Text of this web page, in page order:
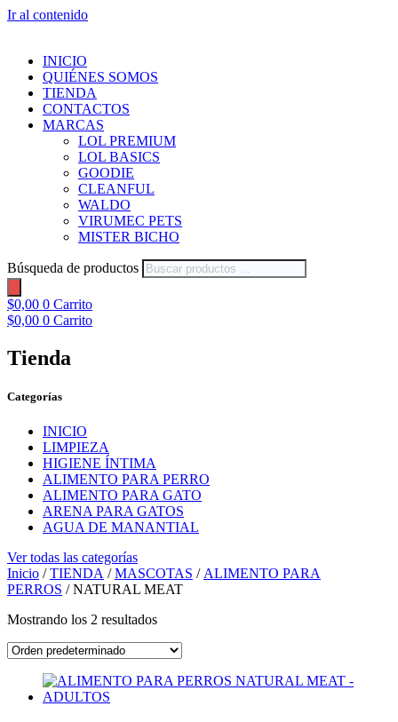
Ir al contenido
INICIO
QUIÉNES SOMOS
TIENDA
CONTACTOS
MARCAS
LOL PREMIUM
LOL BASICS
GOODIE
CLEANFUL
WALDO
VIRUMEC PETS
MISTER BICHO
Búsqueda de productos
$0,00 0 Carrito
$0,00 0 Carrito
Tienda
Categorías
INICIO
LIMPIEZA
HIGIENE ÍNTIMA
ALIMENTO PARA PERRO
ALIMENTO PARA GATO
ARENA PARA GATOS
AGUA DE MANANTIAL
Ver todas las categorías
Inicio /TIENDA /MASCOTAS / ALIMENTO PARA
PERROS / NATURAL MEAT
Mostrando los 2 resultados